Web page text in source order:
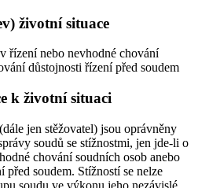
životní situace
řízení nebo nevhodné chování
důstojnosti řízení před soudem
k životní situaci
jen stěžovatel) jsou oprávněny
soudů se stížnostmi, jen jde-li o
chování soudních osob anebo
před soudem. Stížností se nelze
soudu ve výkonu jeho nezávislé